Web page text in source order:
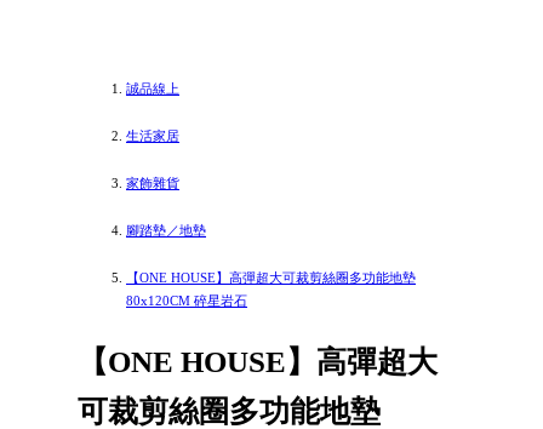
誠品線上
生活家居
家飾雜貨
腳踏墊／地墊
【ONE HOUSE】高彈超大可裁剪絲圈多功能地墊
80x120CM 碎星岩石
【ONE HOUSE】高彈超大
可裁剪絲圈多功能地墊